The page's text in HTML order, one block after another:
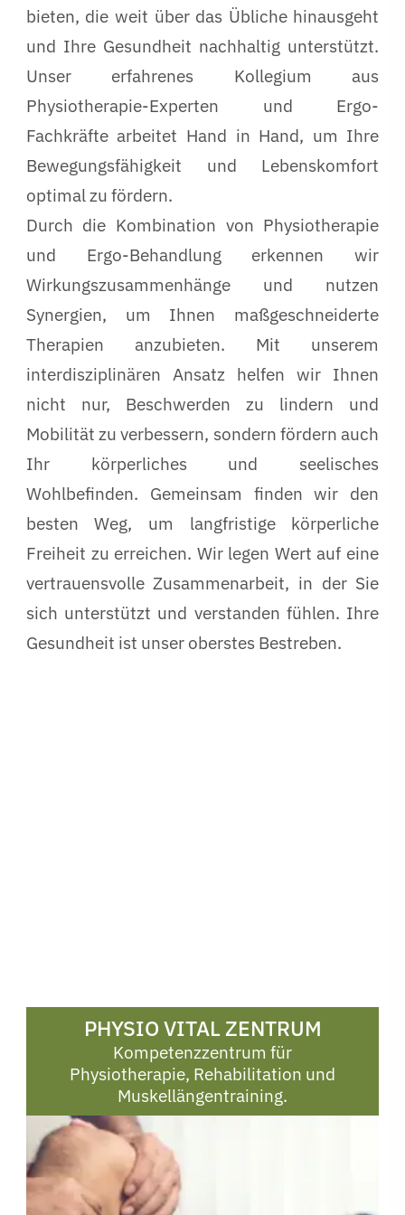
bieten, die weit über das Übliche hinausgeht
und Ihre Gesundheit nachhaltig unterstützt.
Unser erfahrenes Kollegium aus
Physiotherapie-Experten und Ergo-
Fachkräfte arbeitet Hand in Hand, um Ihre
Bewegungsfähigkeit und Lebenskomfort
optimal zu fördern.
Durch die Kombination von Physiotherapie
und Ergo-Behandlung erkennen wir
Wirkungszusammenhänge und nutzen
Synergien, um Ihnen maßgeschneiderte
Therapien anzubieten. Mit unserem
interdisziplinären Ansatz helfen wir Ihnen
nicht nur, Beschwerden zu lindern und
Mobilität zu verbessern, sondern fördern auch
Ihr körperliches und seelisches
Wohlbefinden. Gemeinsam finden wir den
besten Weg, um langfristige körperliche
Freiheit zu erreichen. Wir legen Wert auf eine
vertrauensvolle Zusammenarbeit, in der Sie
sich unterstützt und verstanden fühlen. Ihre
Gesundheit ist unser oberstes Bestreben.
PHYSIO VITAL ZENTRUM
Kompetenzzentrum für
Physiotherapie, Rehabilitation und
Muskellängentraining.